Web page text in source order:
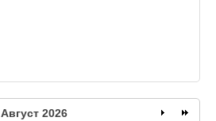
Август 2026